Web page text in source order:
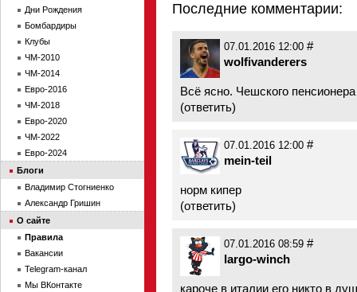
Последние комментарии:
07.01.2016 12:00 #
wolfivanderers
Всё ясно. Чешского
(ответить)
07.01.2016 12:00 #
mein-teil
норм кипер
(ответить)
07.01.2016 08:59 #
largo-winch
кароче в италии его никто в
Дни Рождения
Бомбардиры
Клубы
ЧМ-2010
ЧМ-2014
Евро-2016
ЧМ-2018
Евро-2020
ЧМ-2022
Евро-2024
Блоги
Владимир Стогниенко
Александр Гришин
О сайте
Правила
Вакансии
Telegram-канал
Мы ВКонтакте